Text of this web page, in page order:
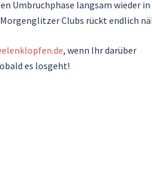
Umbruchphase langsam wieder in
Clubs rückt endlich
, wenn Ihr darüber
es losgeht!